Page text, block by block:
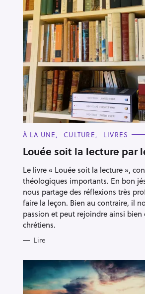
C
T
E
O
R
I
E
S
À LA UNE CULTURE LIVRES
Louée soit la lecture par
Le livre « Louée soit la lecture »,
théologiques importants. En bon
nous partage des réflexions très
faire la leçon. Bien au contraire, il
passion et peut rejoindre ainsi bien
chrétiens.
Lire
R
e
c
h
e
r
c
h
r
Escape